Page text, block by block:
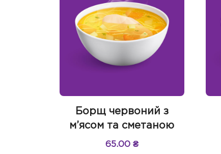
Борщ червоний з
м’ясом та сметаною
65.00 ₴